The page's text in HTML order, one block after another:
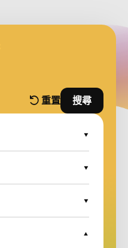
重置
篩選條件
搜尋
並使用篩